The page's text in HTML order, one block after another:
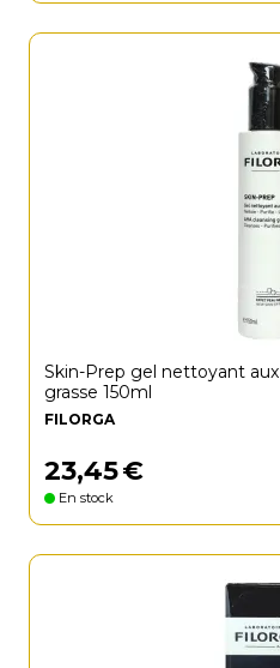
Skin-Prep gel nettoyant
grasse 150ml
FILORGA
23,45€
En stock